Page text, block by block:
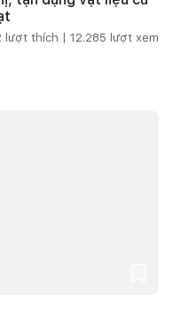
lượt thích | 12.285 lượt xem